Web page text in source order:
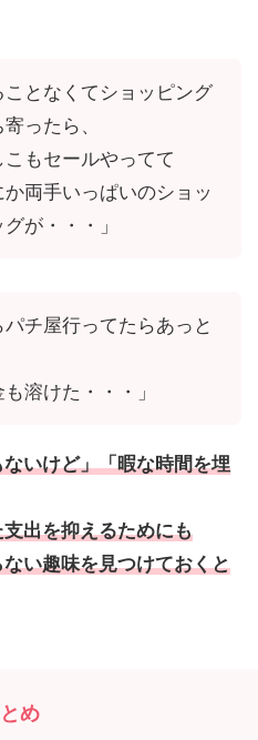
ことなくてショッピング
ったら、
こもセールやってて
両手いっぱいのショッ
が・・・」
パチ屋行ってたらあっと
溶けた・・・」
いけど」「暇な時間を埋
出を抑えるためにも
い趣味を見つけておくと
め